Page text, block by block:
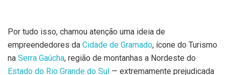
Por tudo isso, chamou atenção uma ideia de
empreendedores da Cidade de Gramado, ícone do Turismo
na Serra Gaúcha, região de montanhas a Nordeste do
Estado do Rio Grande do Sul — extremamente prejudicada